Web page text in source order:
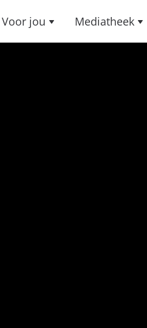
Voor jou Mediatheek